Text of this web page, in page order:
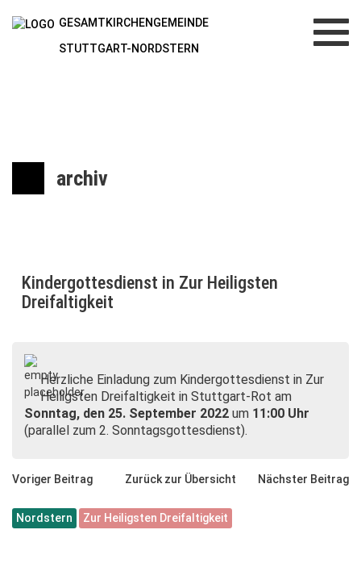
GESAMTKIRCHENGEMEINDE
STUTTGART-NORDSTERN
archiv
Kindergottesdienst in Zur Heiligsten
Dreifaltigkeit
Herzliche Einladung zum Kindergottesdienst in Zur
Heiligsten Dreifaltigkeit in Stuttgart-Rot am
Sonntag, den 25. September 2022 um 11:00 Uhr
(parallel zum 2. Sonntagsgottesdienst).
Voriger Beitrag Zurück zur Übersicht Nächster Beitrag
Nordstern Zur Heiligsten Dreifaltigkeit